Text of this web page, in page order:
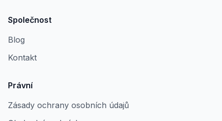
Společnost
Blog
Kontakt
Právní
Zásady ochrany osobních údajů